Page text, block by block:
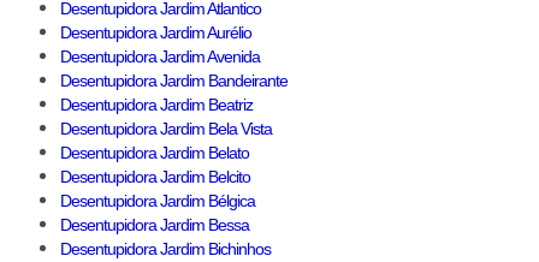
Desentupidora Jardim Atlantico
Desentupidora Jardim Aurélio
Desentupidora Jardim Avenida
Desentupidora Jardim Bandeirante
Desentupidora Jardim Beatriz
Desentupidora Jardim Bela Vista
Desentupidora Jardim Belato
Desentupidora Jardim Belcito
Desentupidora Jardim Bélgica
Desentupidora Jardim Bessa
Desentupidora Jardim Bichinhos